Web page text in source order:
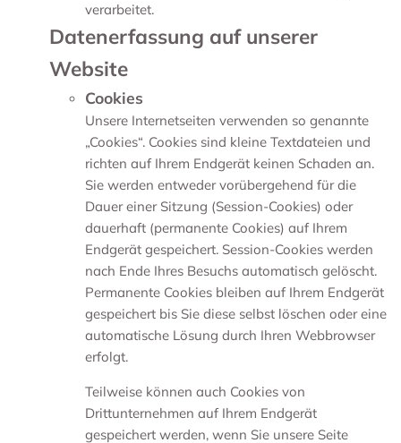
verarbeitet.
Datenerfassung auf unserer
Website
Cookies
Unsere Internetseiten verwenden so genannte
„Cookies“. Cookies sind kleine Textdateien und
richten auf Ihrem Endgerät keinen Schaden an.
Sie werden entweder vorübergehend für die
Dauer einer Sitzung (Session-Cookies) oder
dauerhaft (permanente Cookies) auf Ihrem
Endgerät gespeichert. Session-Cookies werden
nach Ende Ihres Besuchs automatisch gelöscht.
Permanente Cookies bleiben auf Ihrem Endgerät
gespeichert bis Sie diese selbst löschen oder eine
automatische Lösung durch Ihren Webbrowser
erfolgt.
Teilweise können auch Cookies von
Drittunternehmen auf Ihrem Endgerät
gespeichert werden, wenn Sie unsere Seite